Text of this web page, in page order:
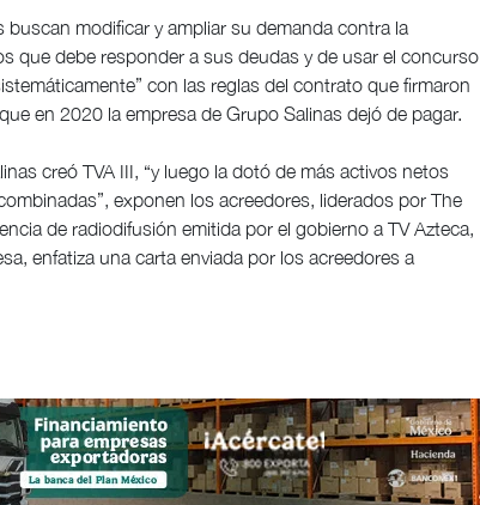
modificar y ampliar su demanda contra la
que debe responder a sus deudas y de usar el concurso
con las reglas del contrato que firmaron
en 2020 la empresa de Grupo Salinas dejó de pagar.
creó TVA III, “y luego la dotó de más activos netos
exponen los acreedores, liderados por The
de radiodifusión emitida por el gobierno a TV Azteca,
enfatiza una carta enviada por los acreedores a